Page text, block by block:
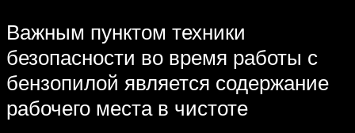
Важным пунктом техники
безопасности во время работы с
бензопилой является содержание
рабочего места в чистоте